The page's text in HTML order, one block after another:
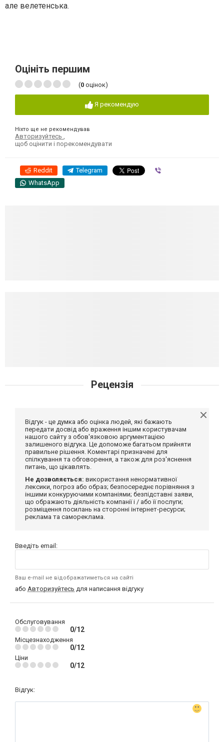
але велетенська.
Оцініть першим
(0 оцінок)
Я рекомендую
Ніхто ще не рекомендував
Авторизуйтесь ,
щоб оцінити і порекомендувати
Reddit Telegram
WhatsApp
Рецензія
Відгук - це думка або оцінка людей, які бажають
передати досвід або враження іншим користувачам
нашого сайту з обов'язковою аргументацією
залишеного відгука. Це допоможе багатьом прийняти
правильне рішення. Коментарі призначені для
спілкування та обговорення, а також для роз'яснення
питань, що цікавлять.
Не дозволяється: використання ненормативної
лексики, погроз або образ; безпосереднє порівняння з
іншими конкуруючими компаніями; безпідставні заяви,
що ображають діяльність компанії і / або її послуги;
розміщення посилань на сторонні інтернет-ресурси;
реклама та самореклама.
Введіть email:
Ваш e-mail не відображатиметься на сайті
або Авторизуйтесь для написання відгуку
Обслуговування
0/12
Місцезнаходження
0/12
Ціни
0/12
Відгук: